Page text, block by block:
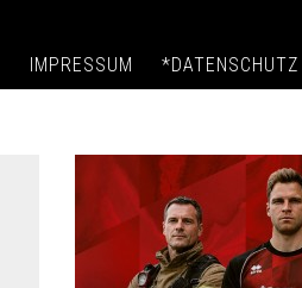
IMPRESSUM *DATENSCHUTZ